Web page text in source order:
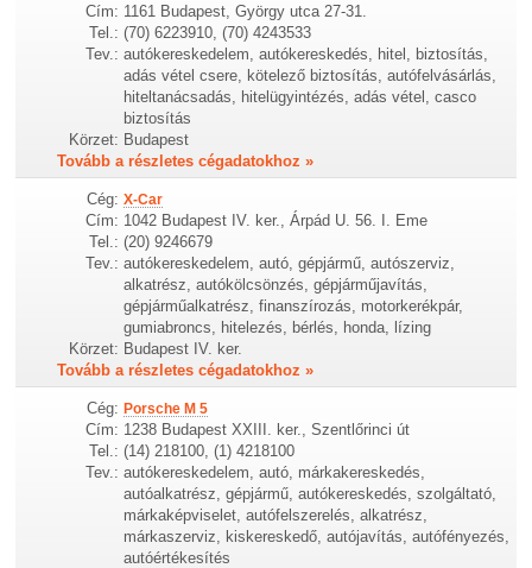
Cím: 1161 Budapest, György utca 27-31.
Tel.: (70) 6223910, (70) 4243533
Tev.: autókereskedelem, autókereskedés, hitel, biztosítás,
adás vétel csere, kötelező biztosítás, autófelvásárlás,
hiteltanácsadás, hitelügyintézés, adás vétel, casco
biztosítás
Körzet: Budapest
Tovább a részletes cégadatokhoz »
Cég: X-Car
Cím: 1042 Budapest IV. ker., Árpád U. 56. I. Eme
Tel.: (20) 9246679
Tev.: autókereskedelem, autó, gépjármű, autószerviz,
alkatrész, autókölcsönzés, gépjárműjavítás,
gépjárműalkatrész, finanszírozás, motorkerékpár,
gumiabroncs, hitelezés, bérlés, honda, lízing
Körzet: Budapest IV. ker.
Tovább a részletes cégadatokhoz »
Cég: Porsche M 5
Cím: 1238 Budapest XXIII. ker., Szentlőrinci út
Tel.: (14) 218100, (1) 4218100
Tev.: autókereskedelem, autó, márkakereskedés,
autóalkatrész, gépjármű, autókereskedés, szolgáltató,
márkaképviselet, autófelszerelés, alkatrész,
márkaszerviz, kiskereskedő, autójavítás, autófényezés,
autóértékesítés